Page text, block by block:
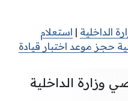
الداخلية | استعلام
حجز موعد اختبار قيادة
وزارة الداخلية